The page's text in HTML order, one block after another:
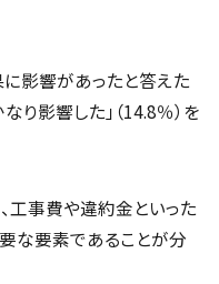
影響があったと答えた
なり影響した」（14.8％）を
工事費や違約金といった
な要素であることが分